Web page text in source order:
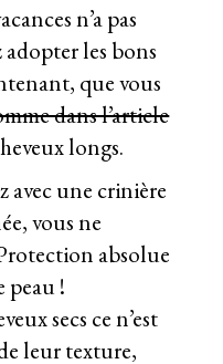
n’a pas
adopter les bons
que vous
dans l’article
longs.
avec une crinière
vous ne
absolue
peau !
secs ce n’est
leur texture,